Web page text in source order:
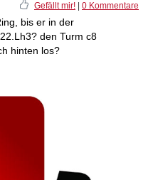
Gefällt mir! 0 Kommentare
bis er in der
den Turm c8
hinten los?